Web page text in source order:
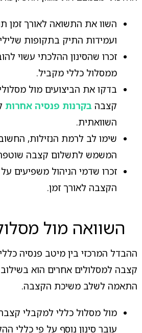
השוו את התשואה לאורך זמן
ועמידות התיק בתקופות
זכרו שהסינון ההלכתי עשוי
ממסלול כללי מקביל.
בדקו את הביצועים מול
קצבה בקרנות פנסיה אחרות
השוואתית.
שימו לב לרמת הנזילות,
המשמש לתשלום קצבה
זכרו שדמי הניהול משפיעים
הקצבה לאורך זמן.
השוואה מול
ההבדל המרכזי בין מיטב פנסיה
קצבה למסלולים אחרים הוא
התאמה לשלב משיכת הקצבה.
מול מסלול כללי למקבלי
עובר סינון נוסף על פי כללי